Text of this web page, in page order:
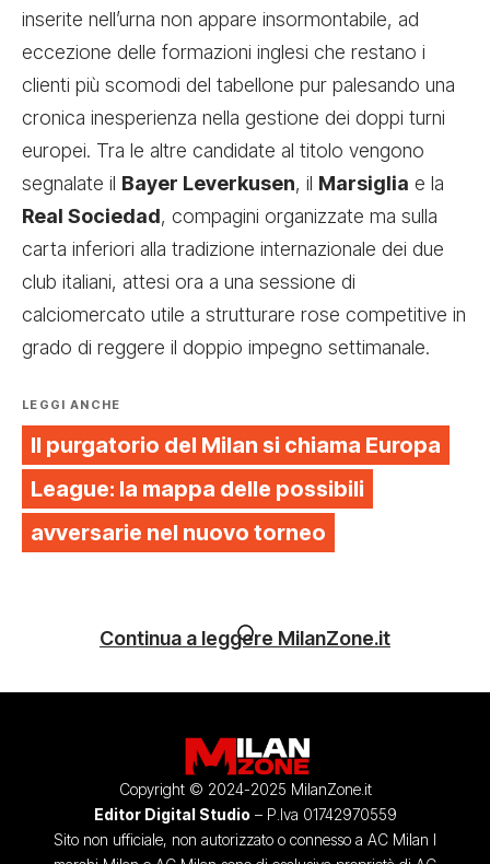
inserite nell’urna non appare insormontabile, ad
eccezione delle formazioni inglesi che restano i
clienti più scomodi del tabellone pur palesando una
cronica inesperienza nella gestione dei doppi turni
europei. Tra le altre candidate al titolo vengono
segnalate il Bayer Leverkusen, il Marsiglia e la
Real Sociedad, compagini organizzate ma sulla
carta inferiori alla tradizione internazionale dei due
club italiani, attesi ora a una sessione di
calciomercato utile a strutturare rose competitive in
grado di reggere il doppio impegno settimanale.
LEGGI ANCHE
Il purgatorio del Milan si chiama Europa
League: la mappa delle possibili
avversarie nel nuovo torneo
Continua a leggere MilanZone.it
Copyright © 2024-2025 MilanZone.it
Editor Digital Studio – P.Iva 01742970559
Sito non ufficiale, non autorizzato o connesso a AC Milan I